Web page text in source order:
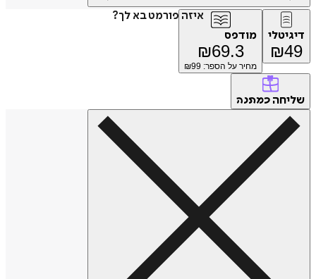
איזה פורמט בא לך?
דיגיטלי
₪49
מודפס
₪69.3
מחיר על הספר: ₪ 99
שליחה כמתנה